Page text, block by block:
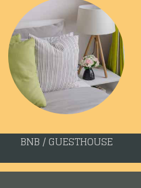
BNB / GUESTHOUSE